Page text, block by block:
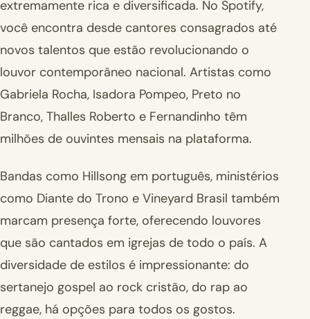
extremamente rica e diversificada. No Spotify,
você encontra desde cantores consagrados até
novos talentos que estão revolucionando o
louvor contemporâneo nacional. Artistas como
Gabriela Rocha, Isadora Pompeo, Preto no
Branco, Thalles Roberto e Fernandinho têm
milhões de ouvintes mensais na plataforma.
Bandas como Hillsong em português, ministérios
como Diante do Trono e Vineyard Brasil também
marcam presença forte, oferecendo louvores
que são cantados em igrejas de todo o país. A
diversidade de estilos é impressionante: do
sertanejo gospel ao rock cristão, do rap ao
reggae, há opções para todos os gostos.